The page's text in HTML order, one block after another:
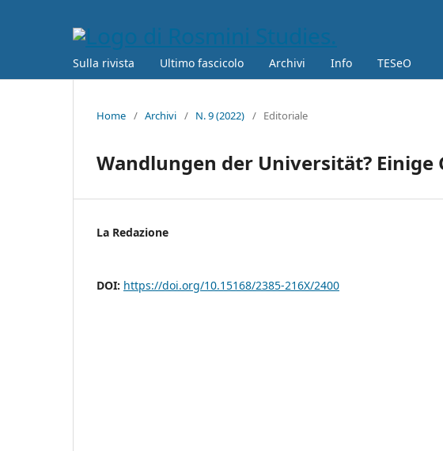
Sulla rivista Ultimo fascicolo Archivi Info TESeO
Home / Archivi / N. 9 (2022) / Editoriale
Wandlungen der Universität? Einige
La Redazione
DOI: https://doi.org/10.15168/2385-216X/2400